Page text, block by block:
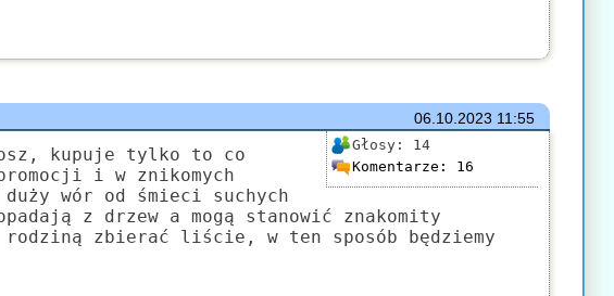
06.10.2023 11:55
Głosy: 14
Komentarze: 16
kupuje tylko to co
i w znikomych
wór od śmieci suchych
z drzew a mogą stanowić znakomity
rodziną zbierać liście, w ten sposób będziemy